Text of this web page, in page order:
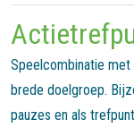
Speelcombinatie
brede doelgroep.
pauzes en als